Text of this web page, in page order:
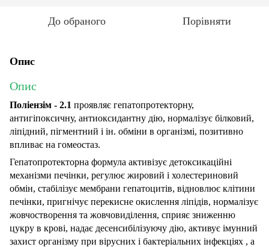
До обраного Порівняти
Опис
Опис
Поліензім - 2.1 проявляє гепатопротекторну,
антигіпоксичну, антиоксидантну дію, нормалізує білковий,
ліпідний, пігментний і ін. обміни в організмі, позитивно
впливає на гомеостаз.
Гепатопротекторна формула активізує детоксикаційні
механізми печінки, регулює жировий і холестериновий
обмін, стабілізує мембрани гепатоцитів, відновлює клітини
печінки, пригнічує перекисне окислення ліпідів, нормалізує
жовчостворення та жовчовиділення, сприяє зниженню
цукру в крові, надає десенсибілізуючу дію, активує імунний
захист організму при вірусних і бактеріальних інфекціях , а